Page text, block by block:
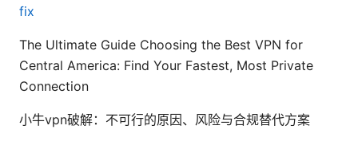
fix
The Ultimate Guide Choosing the Best VPN for
Central America: Find Your Fastest, Most Private
Connection
小牛vpn破解：不可行的原因、风险与合规替代方案